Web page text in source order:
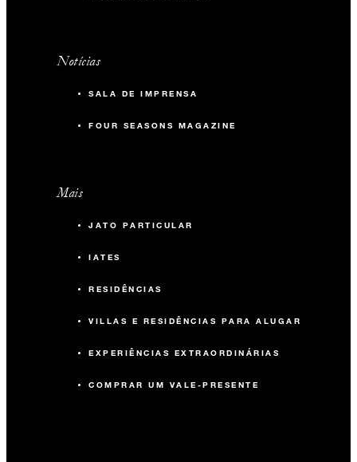
Notícias
SALA DE IMPRENSA
FOUR SEASONS MAGAZINE
Mais
JATO PARTICULAR
IATES
RESIDÊNCIAS
VILLAS E RESIDÊNCIAS PARA ALUGAR
EXPERIÊNCIAS EXTRAORDINÁRIAS
COMPRAR UM VALE-PRESENTE